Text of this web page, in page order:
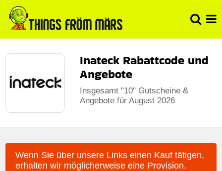
Inateck Rabattcode und
Angebote
Insgesamt "10" Gutscheine &
Angebote für August 2026
Wenn Sie über unsere Links einen Kauf tätigen,
erhalten wir möglicherweise eine Provision.